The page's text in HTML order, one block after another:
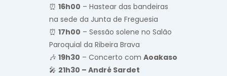
⏰ 16h00 – Hastear das bandeiras
na sede da Junta de Freguesia
⏰ 17h00 – Sessão solene no Salão
Paroquial da Ribeira Brava
🎶 19h30 – Concerto com Aoakaso
🎤 21h30 – André Sardet